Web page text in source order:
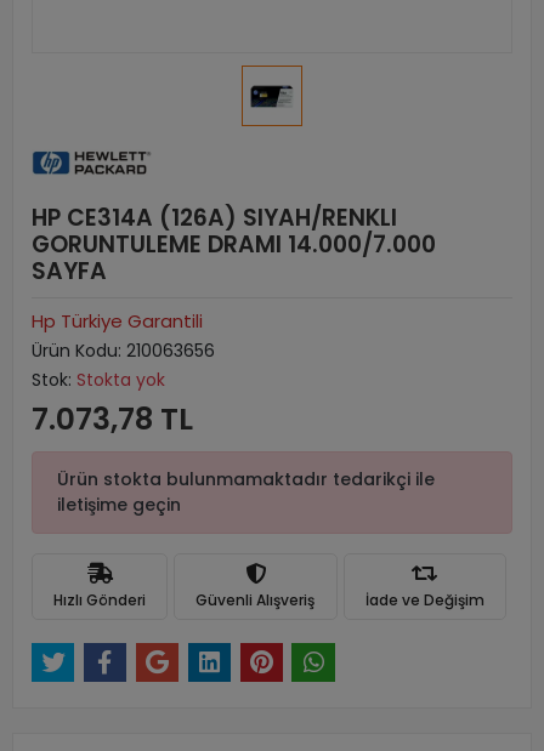
HP CE314A (126A) SIYAH/RENKLI
GORUNTULEME DRAMI 14.000/7.000
SAYFA
Hp Türkiye Garantili
Ürün Kodu: 210063656
Stok: Stokta yok
7.073,78 TL
Ürün stokta bulunmamaktadır tedarikçi ile
iletişime geçin
Hızlı Gönderi Güvenli Alışveriş İade ve Değişim